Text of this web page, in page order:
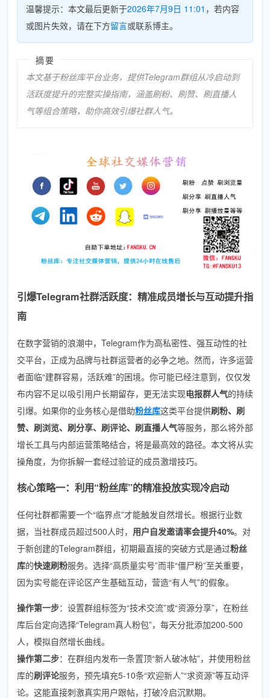
温馨提示：本文最后更新于2026年7月9日 11:01 ，若内容
或图片失效，请在下方留言或联系博主。
摘要
本文基于粉丝库平台业务，提供Telegram群组从冷启动到
活跃度提升的完整实操指南，涵盖刷粉、刷赞、刷直播人
气等组合策略，助你高效引爆社群人气。
引爆Telegram社群活跃度：精准成员增长与互动提升指
南
在数字营销的浪潮中，Telegram作为高私密性、强互动性的社
交平台，正成为品牌与社群运营者的必争之地。然而，许多运营
者面临“建群容易，活跃难”的困境。你可能已经注意到，仅仅发
布内容不足以吸引用户长期留存，更无法实现电报群人气的持续
引爆。如果你的业务核心是借助粉丝库这类平台提供刷粉、刷
赞、刷浏览、刷分享、刷评论、刷直播人气等服务，那么将外部
增长工具与内部运营策略结合，将是最高效的路径。本文将从实
操角度，为你拆解一套经过验证的成员激增技巧。
核心策略一：利用“粉丝库”的精准投放实现冷启动
任何社群都需要一个“临界点”才能触发自然增长。根据行业数
据，当社群成员超过500人时， 用户自发邀请率会提升40%。对
于新创建的Telegram群组，初期最直接的突破方式是通过粉丝
库的快速刷粉服务。选择“高质量实号”而非“僵尸粉”至关重要，
因为实号能在评论区产生基础互动，营造“有人气”的假象。
操作第一步：设置群组标签为“技术交流”或“资源分享”，在粉丝
库后台定向选择“Telegram真人粉包”，每天分批添加200-500
人，模拟自然增长曲线。
操作第二步：在群组内发布一条置顶“新人破冰帖”，并使用粉丝
库的刷评论服务，预先填充5-10条“欢迎新人”“求资源”等互动评
论。这能直接刺激真实用户跟帖，打破冷启沉默期。